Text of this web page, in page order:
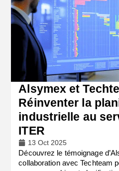
Alsymex et
Réinventer la
industrielle au
ITER
13 Oct 2025
Découvrez le témoignage
collaboration avec Techteam